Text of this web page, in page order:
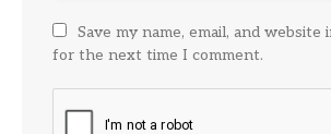
Save my name, email, and
for the next time I comment.